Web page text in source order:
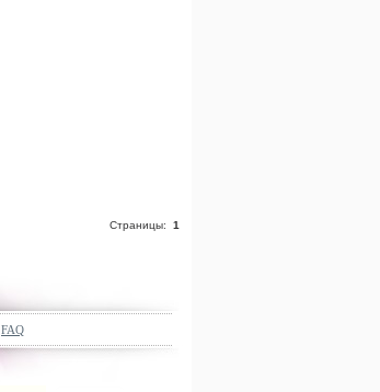
Страницы: 1
FAQ